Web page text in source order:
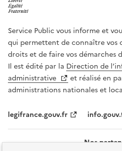
Service Public vous informe et
qui permettent de connaître vos
droits et de faire vos démarches
Il est édité par la Direction de
administrative
et réalisé en
administrations nationales et
legifrance.gouv.fr
Nos